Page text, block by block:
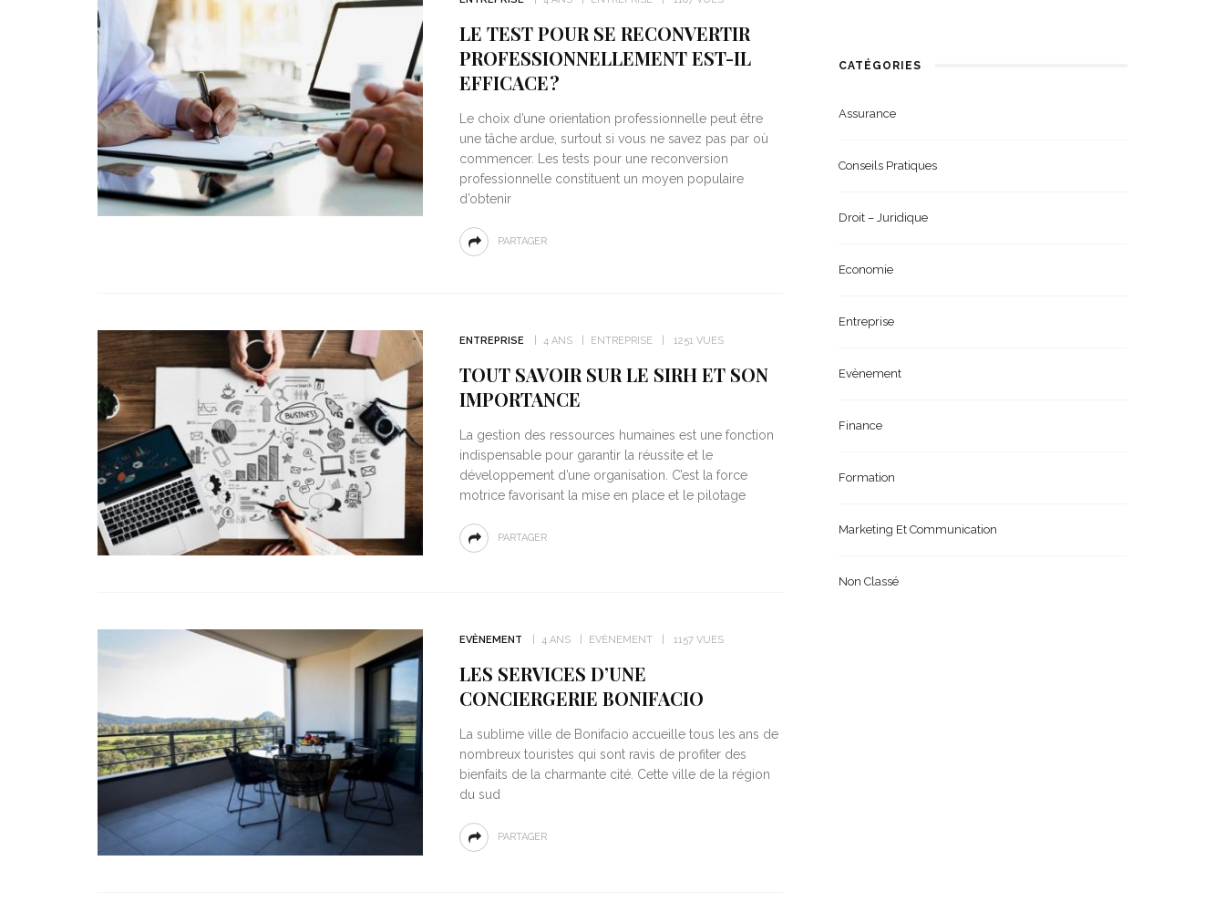
LE TEST POUR SE RECONVERTIR
PROFESSIONNELLEMENT EST-IL
EFFICACE ?
Le choix d’une orientation professionnelle peut être
une tâche ardue, surtout si vous ne savez pas par où
commencer. Les tests pour une reconversion
professionnelle constituent un moyen populaire
d’obtenir
PARTAGER
ENTREPRISE 4 ANS ENTREPRISE 1251 VUES
TOUT SAVOIR SUR LE SIRH ET SON
IMPORTANCE
La gestion des ressources humaines est une fonction
indispensable pour garantir la réussite et le
développement d’une organisation. C’est la force
motrice favorisant la mise en place et le pilotage
PARTAGER
EVÈNEMENT 4 ANS EVÈNEMENT 1157 VUES
LES SERVICES D’UNE
CONCIERGERIE BONIFACIO
La sublime ville de Bonifacio accueille tous les ans de
nombreux touristes qui sont ravis de profiter des
bienfaits de la charmante cité. Cette ville de la région
du sud
PARTAGER
CATÉGORIES
Assurance
Conseils Pratiques
Droit – Juridique
Economie
Entreprise
Evènement
Finance
Formation
Marketing Et Communication
Non Classé